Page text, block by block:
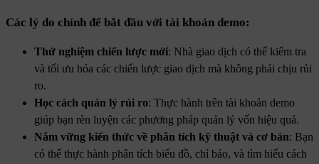
Các lý do chính để bắt đầu với tài khoản demo:
Thử nghiệm chiến lược mới: Nhà giao dịch có thể kiểm tra
và tối ưu hóa các chiến lược giao dịch mà không phải chịu rủi
ro.
Học cách quản lý rủi ro: Thực hành trên tài khoản demo
giúp bạn rèn luyện các phương pháp quản lý vốn hiệu quả.
Nắm vững kiến thức về phân tích kỹ thuật và cơ bản: Bạn
có thể thực hành phân tích biểu đồ, chỉ báo, và tìm hiểu cách